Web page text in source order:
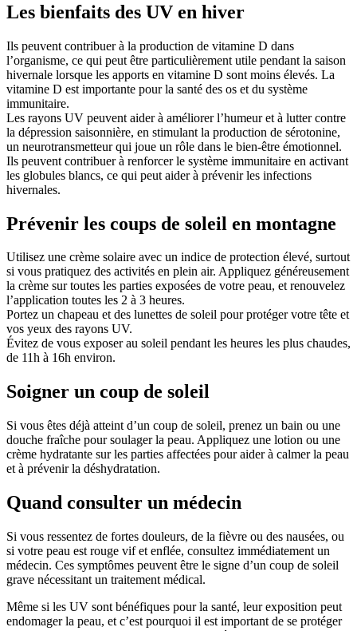
Les bienfaits des UV en hiver
Ils peuvent contribuer à la production de vitamine D dans
l’organisme, ce qui peut être particulièrement utile pendant la saison
hivernale lorsque les apports en vitamine D sont moins élevés. La
vitamine D est importante pour la santé des os et du système
immunitaire.
Les rayons UV peuvent aider à améliorer l’humeur et à lutter contre
la dépression saisonnière, en stimulant la production de sérotonine,
un neurotransmetteur qui joue un rôle dans le bien-être émotionnel.
Ils peuvent contribuer à renforcer le système immunitaire en activant
les globules blancs, ce qui peut aider à prévenir les infections
hivernales.
Prévenir les coups de soleil en montagne
Utilisez une crème solaire avec un indice de protection élevé, surtout
si vous pratiquez des activités en plein air. Appliquez généreusement
la crème sur toutes les parties exposées de votre peau, et renouvelez
l’application toutes les 2 à 3 heures.
Portez un chapeau et des lunettes de soleil pour protéger votre tête et
vos yeux des rayons UV.
Évitez de vous exposer au soleil pendant les heures les plus chaudes,
de 11h à 16h environ.
Soigner un coup de soleil
Si vous êtes déjà atteint d’un coup de soleil, prenez un bain ou une
douche fraîche pour soulager la peau. Appliquez une lotion ou une
crème hydratante sur les parties affectées pour aider à calmer la peau
et à prévenir la déshydratation.
Quand consulter un médecin
Si vous ressentez de fortes douleurs, de la fièvre ou des nausées, ou
si votre peau est rouge vif et enflée, consultez immédiatement un
médecin. Ces symptômes peuvent être le signe d’un coup de soleil
grave nécessitant un traitement médical.
Même si les UV sont bénéfiques pour la santé, leur exposition peut
endomager la peau, et c’est pourquoi il est important de se protéger